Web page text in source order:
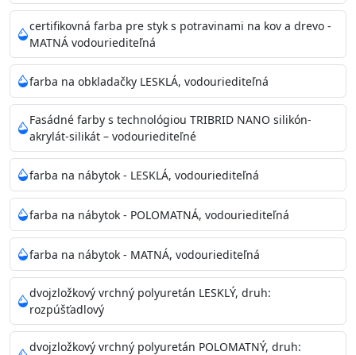
Skladovanie
48 mesiacov v orig. uzavretých obaloch medzi 5°C až
25°C
certifikovná farba pre styk s potravinami na kov a drevo -
MATNÁ vodouriediteľná
farba na obkladačky LESKLÁ, vodouriediteľná
Fasádné farby s technológiou TRIBRID NANO silikón-
akrylát-silikát – vodouriediteľné
farba na nábytok - LESKLÁ, vodouriediteľná
farba na nábytok - POLOMATNÁ, vodouriediteľná
farba na nábytok - MATNÁ, vodouriediteľná
dvojzložkový vrchný polyuretán LESKLÝ, druh:
rozpúšťadlový
dvojzložkový vrchný polyuretán POLOMATNÝ, druh: